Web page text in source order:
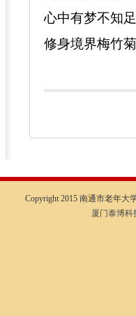
心中有梦不知
修身境界梅竹
Copyright 2015 南通市老年大
厦门泰博